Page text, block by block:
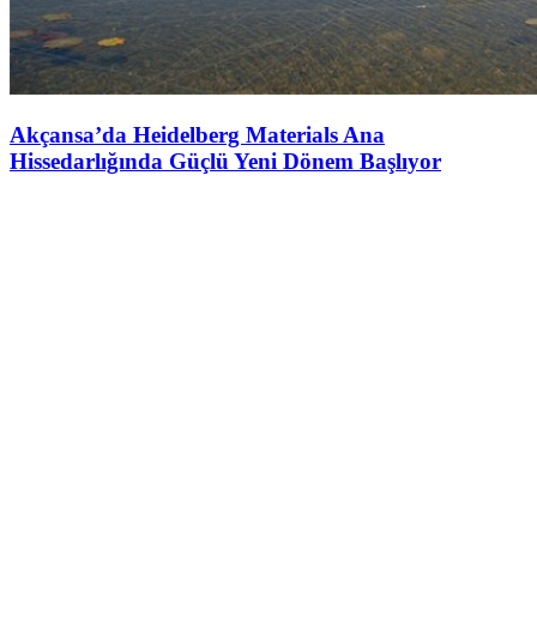
Akçansa’da Heidelberg Materials Ana
Hissedarlığında Güçlü Yeni Dönem Başlıyor